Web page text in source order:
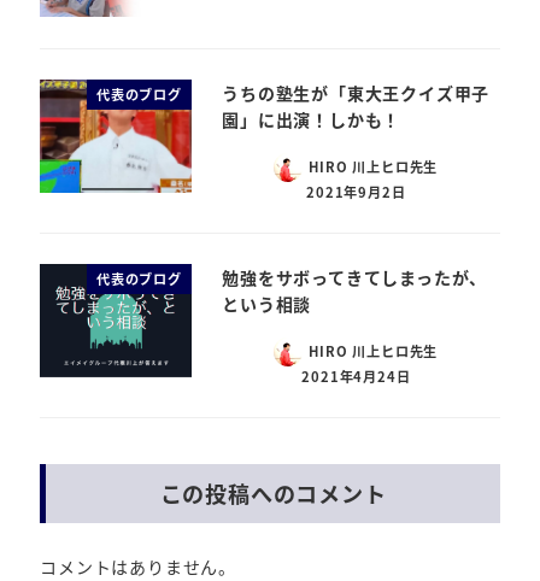
代表のブログ
うちの塾生が「東大王クイズ甲子
園」に出演！しかも！
HIRO 川上ヒロ先生
2021年9月2日
代表のブログ
勉強をサボってきてしまったが、
という相談
HIRO 川上ヒロ先生
2021年4月24日
この投稿へのコメント
コメントはありません。